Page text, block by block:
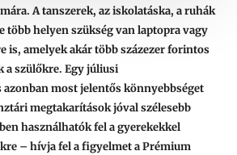
A tanszerek, az iskolatáska, a ruhák
több helyen szükség van laptopra vagy
is, amelyek akár több százezer forintos
a szülőkre. Egy júliusi
most jelentős könnyebbséget
megtakarítások jóval szélesebb
használhatók fel a gyerekekkel
– hívja fel a figyelmet a Prémium